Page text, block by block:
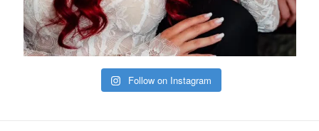
Follow on Instagram